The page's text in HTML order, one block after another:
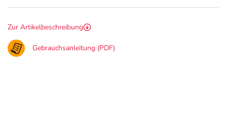
Zur Artikelbeschreibung
Gebrauchsanleitung (PDF)